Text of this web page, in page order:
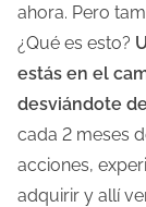
ahora. Pero
¿Qué es esto?
estás en el
desviándote
cada 2 meses
acciones,
adquirir y allí